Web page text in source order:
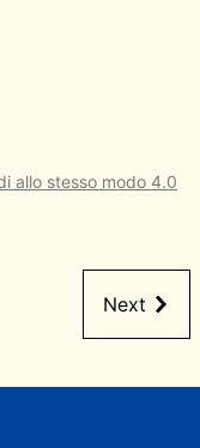
allo stesso modo 4.0
Next